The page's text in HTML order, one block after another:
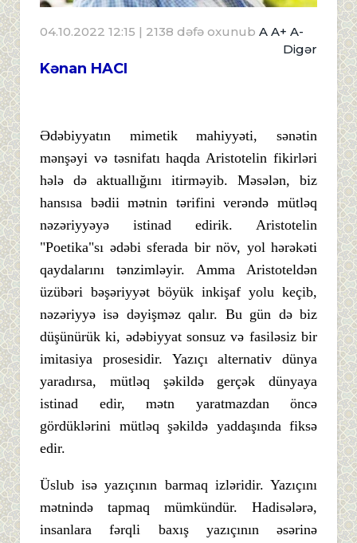
04.10.2022 12:15 | 2138 dəfə oxunub A A+ A-
Digər
Kənan HACI
Ədəbiyyatın mimetik mahiyyəti, sənətin
mənşəyi və təsnifatı haqda Aristotelin fikirləri
hələ də aktuallığını itirməyib. Məsələn, biz
hansısa bədii mətnin tərifini verəndə mütləq
nəzəriyyəyə istinad edirik. Aristotelin
"Poetika"sı ədəbi sferada bir növ, yol hərəkəti
qaydalarını tənzimləyir. Amma Aristoteldən
üzübəri bəşəriyyət böyük inkişaf yolu keçib,
nəzəriyyə isə dəyişməz qalır. Bu gün də biz
düşünürük ki, ədəbiyyat sonsuz və fasiləsiz bir
imitasiya prosesidir. Yazıçı alternativ dünya
yaradırsa, mütləq şəkildə gerçək dünyaya
istinad edir, mətn yaratmazdan öncə
gördüklərini mütləq şəkildə yaddaşında fiksə
edir.
Üslub isə yazıçının barmaq izləridir. Yazıçını
mətnində tapmaq mümkündür. Hadisələrə,
insanlara fərqli baxış yazıçının əsərinə